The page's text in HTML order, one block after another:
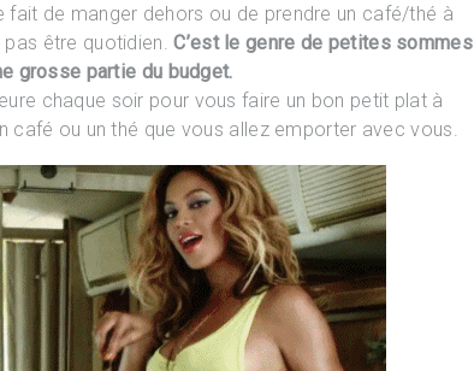
fait de manger dehors ou de prendre un café/thé à
pas être quotidien.C’est le genre de petites sommes
grosse partie du budget.
chaque soir pour vous faire un bon petit plat à
café ou un thé que vous allez emporter avec vous.